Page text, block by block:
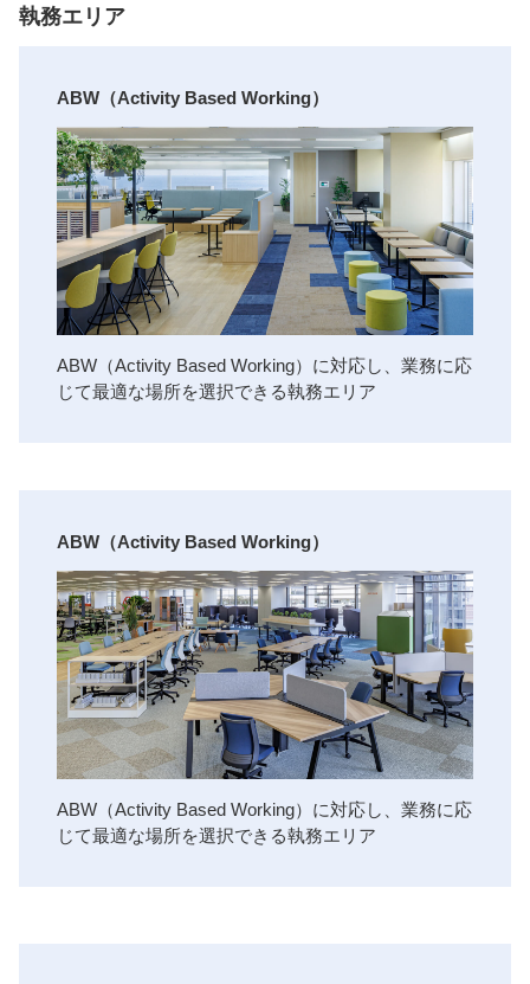
執務エリア
ABW（Activity Based Working）
ABW（Activity Based Working）に対応し、業務に応
じて最適な場所を選択できる執務エリア
ABW（Activity Based Working）
ABW（Activity Based Working）に対応し、業務に応
じて最適な場所を選択できる執務エリア